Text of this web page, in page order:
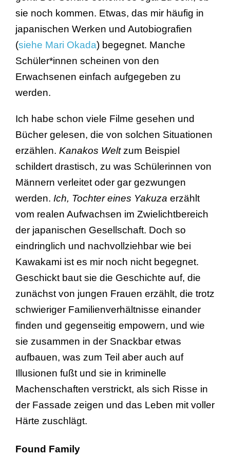
sie noch kommen. Etwas, das mir häufig in
japanischen Werken und Autobiografien
(siehe Mari Okada) begegnet. Manche
Schüler*innen scheinen von den
Erwachsenen einfach aufgegeben zu
werden.
Ich habe schon viele Filme gesehen und
Bücher gelesen, die von solchen Situationen
erzählen. Kanakos Weltzum Beispiel
schildert drastisch, zu was Schülerinnen von
Männern verleitet oder gar gezwungen
werden. Ich, Tochter eines Yakuza erzählt
vom realen Aufwachsen im Zwielichtbereich
der japanischen Gesellschaft. Doch so
eindringlich und nachvollziehbar wie bei
Kawakami ist es mir noch nicht begegnet.
Geschickt baut sie die Geschichte auf, die
zunächst von jungen Frauen erzählt, die trotz
schwieriger Familienverhältnisse einander
finden und gegenseitig empowern, und wie
sie zusammen in der Snackbar etwas
aufbauen, was zum Teil aber auch auf
Illusionen fußt und sie in kriminelle
Machenschaften verstrickt, als sich Risse in
der Fassade zeigen und das Leben mit voller
Härte zuschlägt.
Found Family